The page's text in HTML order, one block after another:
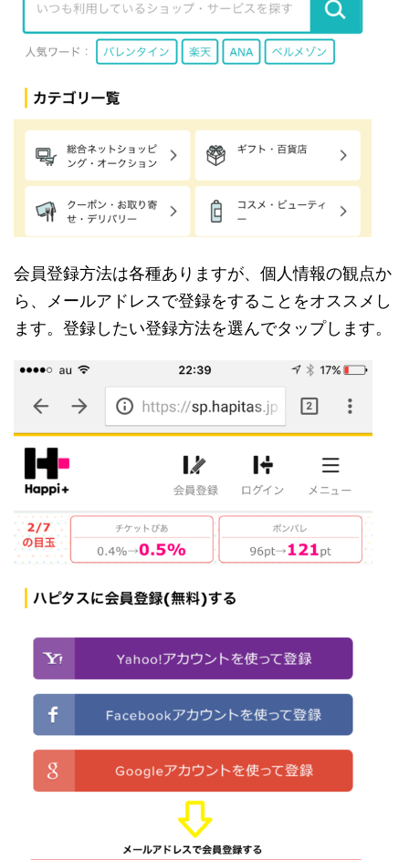
会員登録方法は各種ありますが、個人情報の観点か
ら、メールアドレスで登録をすることをオススメし
ます。登録したい登録方法を選んでタップします。